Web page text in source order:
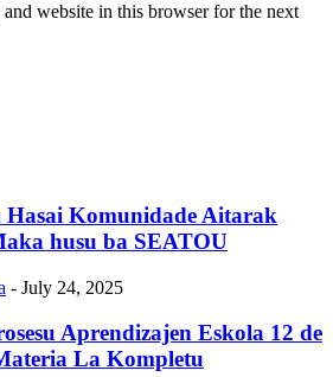
and website in this browser for the next
Komunidade Aitarak
husu ba SEATOU
- July 24, 2025
Aprendizajen Eskola 12 de
La Kompletu